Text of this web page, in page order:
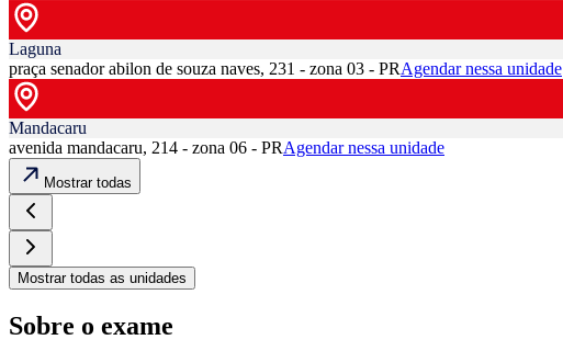
Laguna
praça senador abilon de souza naves, 231 - zona 03 - PRAgendar nessa unidade
Mandacaru
avenida mandacaru, 214 - zona 06 - PRAgendar nessa unidade
Mostrar todas
Mostrar todas as unidades
Sobre o exame